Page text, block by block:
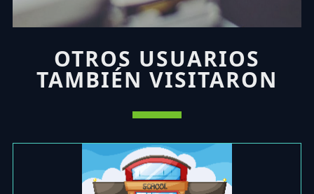
OTROS USUARIOS
TAMBIÉN VISITARON